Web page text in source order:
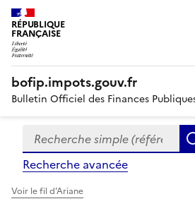
RÉPUBLIQUE
FRANÇAISE
bofip.impots.gouv.fr
Bulletin Officiel des Finances
Formulaire
de
recherche
Recherche simple
Recherche avancée
Voir le fil d'Ariane